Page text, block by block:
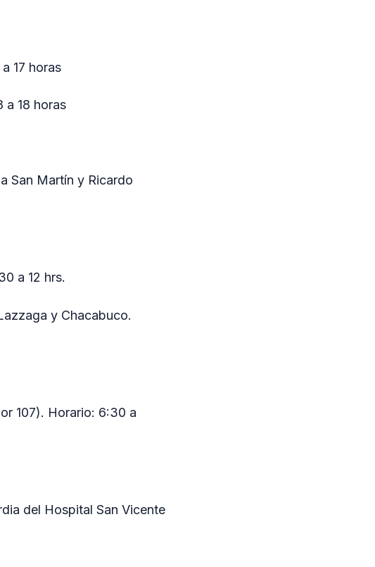
17 horas
a 18 horas
San Martín y Ricardo
a 12 hrs.
y Chacabuco.
107). Horario: 6:30 a
del Hospital San Vicente